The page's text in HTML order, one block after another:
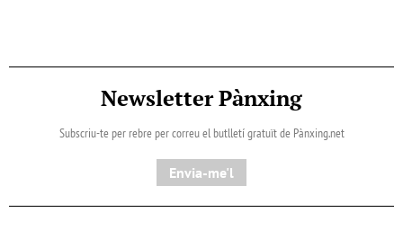
Newsletter Pànxing
Subscriu-te per rebre per correu el butlletí gratuït de Pànxing.net​
Envia-me'l